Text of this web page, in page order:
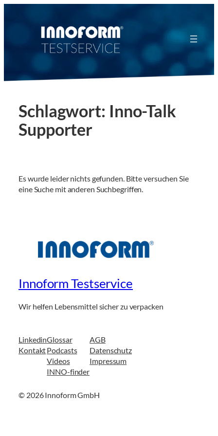
Schlagwort: Inno-Talk
Supporter
Es wurde leider nichts gefunden. Bitte versuchen Sie
eine Suche mit anderen Suchbegriffen.
Innoform Testservice
Wir helfen Lebensmittel sicher zu verpacken
Linkedin
Kontakt
Glossar
Podcasts
Videos
INNO-finder
AGB
Datenschutz
Impressum
© 2026 Innoform GmbH